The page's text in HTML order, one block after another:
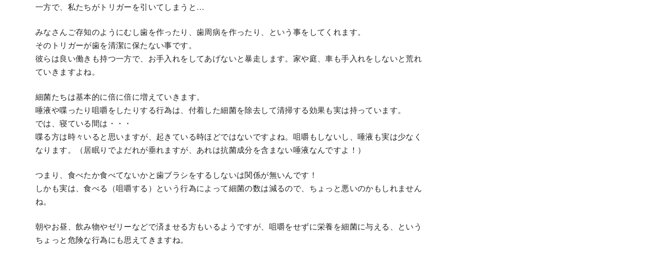
一方で、私たちがトリガーを引いてしまうと…
みなさんご存知のようにむし歯を作ったり、歯周病を作ったり、という事をしてくれます。
そのトリガーが歯を清潔に保たない事です。
彼らは良い働きも持つ一方で、お手入れをしてあげないと暴走します。家や庭、車も手入れをしないと荒れ
ていきますよね。
細菌たちは基本的に倍に倍に増えていきます。
唾液や喋ったり咀嚼をしたりする行為は、付着した細菌を除去して清掃する効果も実は持っています。
では、寝ている間は・・・
喋る方は時々いると思いますが、起きている時ほどではないですよね。咀嚼もしないし、唾液も実は少なく
なります。（居眠りでよだれが垂れますが、あれは抗菌成分を含まない唾液なんですよ！）
つまり、食べたか食べてないかと歯ブラシをするしないは関係が無いんです！
しかも実は、食べる（咀嚼する）という行為によって細菌の数は減るので、ちょっと悪いのかもしれません
ね。
朝やお昼、飲み物やゼリーなどで済ませる方もいるようですが、咀嚼をせずに栄養を細菌に与える、という
ちょっと危険な行為にも思えてきますね。